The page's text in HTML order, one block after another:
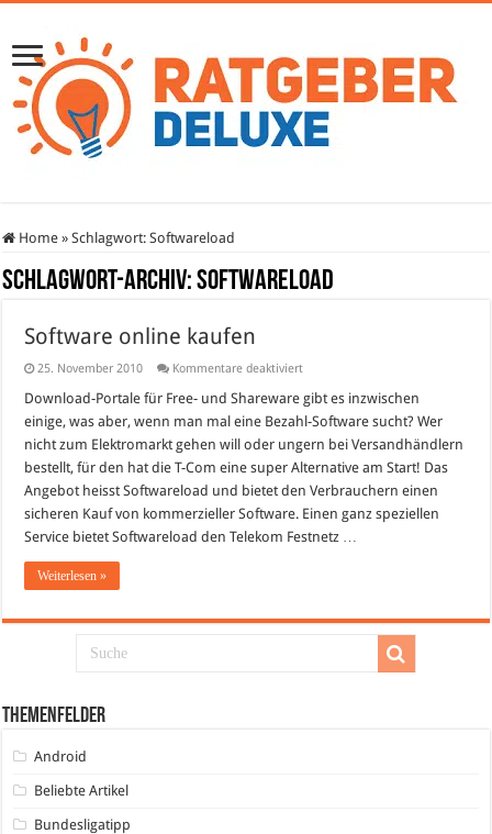
Home » Schlagwort:Softwareload
Schlagwort-Archiv:Softwareload
Software online kaufen
25. November 2010 Kommentare deaktiviertfür
online
kaufen
Download-Portale für Free- und Shareware gibt es inzwischen
einige, was aber, wenn man mal eine Bezahl-Software sucht? Wer
nicht zum Elektromarkt gehen will oder ungern bei Versandhändlern
bestellt, für den hat die T-Com eine super Alternative am Start! Das
Angebot heisst Softwareload und bietet den Verbrauchern einen
sicheren Kauf von kommerzieller Software. Einen ganz speziellen
Service bietet Softwareload den Telekom Festnetz …
Weiterlesen »
Themenfelder
Android
Beliebte Artikel
Bundesligatipp